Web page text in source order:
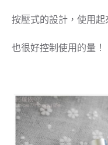
按壓式的設計，使用起
也很好控制使用的量！